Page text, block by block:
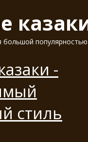
большой